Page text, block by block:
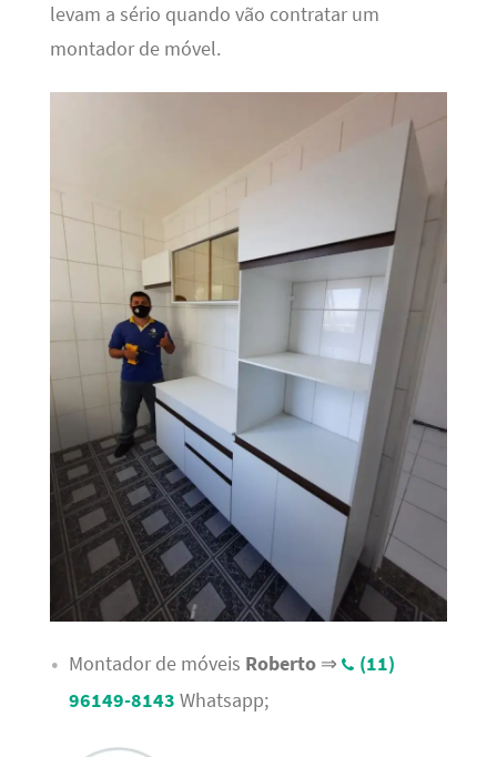
levam a sério quando vão contratar um
montador de móvel.
Montador de móveis Roberto⇒
(11)
96149-8143 Whatsapp;